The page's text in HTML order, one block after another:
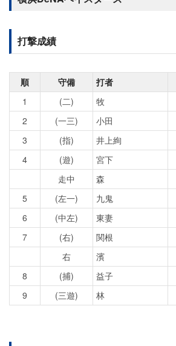
打撃成績
順 守備 打者
1
(二) 牧
2
(一三) 小田
3
(指) 井上絢
4
(遊) 宮下
走中
森
5
(左一) 九鬼
6
(中左) 東妻
7
(右) 関根
右
濱
8
(捕) 益子
9
(三遊) 林